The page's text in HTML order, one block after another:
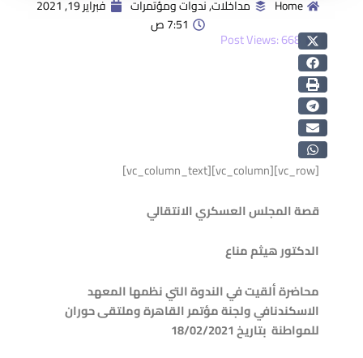
Home مداخلات,ندوات ومؤتمرات
فبراير 19, 2021
7:51 ص
Post Views:668
قصة المجلس العسكري الانتقالي
الدكتور هيثم مناع
محاضرة ألقيت في الندوة التي نظمها المعهد
الاسكندنافي ولجنة مؤتمر القاهرة وملتقى حوران
للمواطنة بتاريخ 18/02/2021